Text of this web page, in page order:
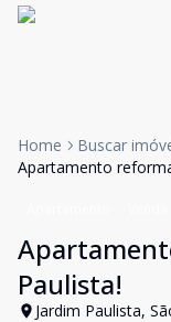
Home
Buscar
Apartamento
Paulista!
Jardim Paulista,